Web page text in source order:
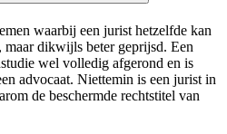
waarbij een jurist hetzelfde kan
maar dikwijls beter geprijsd. Een
wel volledig afgerond en is
advocaat. Niettemin is een jurist in
de beschermde rechtstitel van